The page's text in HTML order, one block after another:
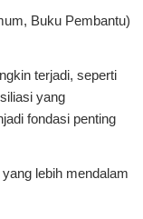
Buku Pembantu)
terjadi, seperti
yang
fondasi penting
lebih mendalam